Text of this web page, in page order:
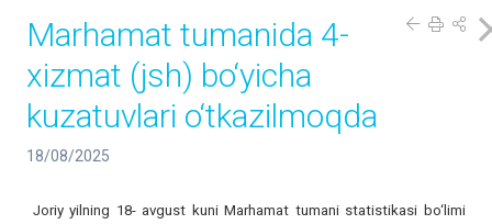
Marhamat tumanida 4-
xizmat (jsh) bo‘yicha
kuzatuvlari o‘tkazilmoqda
18/08/2025
Joriy yilning 18- avgust kuni Marhamat tumani statistikasi bo‘limi